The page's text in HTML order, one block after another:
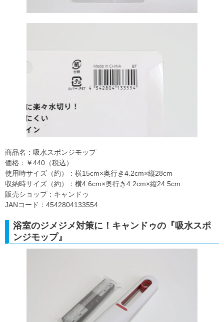
商品名：吸水スポンジモップ
価格：￥440（税込）
使用時サイズ（約）：横15cm×奥行き4.2cm×縦28cm
収納時サイズ（約）：横4.6cm×奥行き4.2cm×縦24.5cm
販売ショップ：キャンドゥ
JANコード：4542804133554
浴室のジメジメ対策に！キャンドゥの『吸水スポ
ンジモップ』